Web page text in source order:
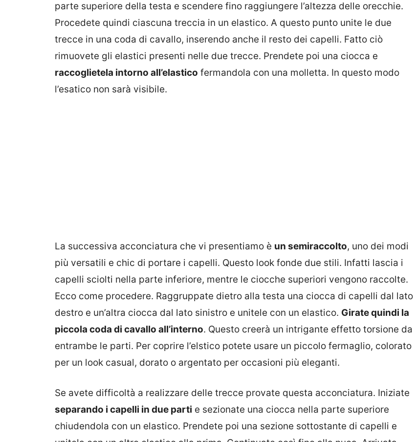
parte superiore della testa e scendere fino raggiungere l’altezza delle orecchie.
Procedete quindi ciascuna treccia in un elastico. A questo punto unite le due
trecce in una coda di cavallo, inserendo anche il resto dei capelli. Fatto ciò
rimuovete gli elastici presenti nelle due trecce. Prendete poi una ciocca e
raccoglietela intorno all’elastico fermandola con una molletta. In questo modo
l’esatico non sarà visibile.
La successiva acconciatura che vi presentiamo è un semiraccolto, uno dei modi
più versatili e chic di portare i capelli. Questo look fonde due stili. Infatti lascia i
capelli sciolti nella parte inferiore, mentre le ciocche superiori vengono raccolte.
Ecco come procedere. Raggruppate dietro alla testa una ciocca di capelli dal lato
destro e un’altra ciocca dal lato sinistro e unitele con un elastico. Girate quindi la
piccola coda di cavallo all’interno. Questo creerà un intrigante effetto torsione da
entrambe le parti. Per coprire l’elstico potete usare un piccolo fermaglio, colorato
per un look casual, dorato o argentato per occasioni più eleganti.
Se avete difficoltà a realizzare delle trecce provate questa acconciatura. Iniziate
separando i capelli in due parti e sezionate una ciocca nella parte superiore
chiudendola con un elastico. Prendete poi una sezione sottostante di capelli e